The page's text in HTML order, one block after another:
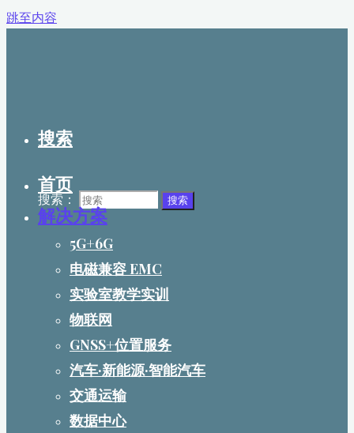
跳至内容
搜索
搜索： 搜索
首页
解决方案
5G+6G
电磁兼容 EMC
实验室教学实训
物联网
GNSS+位置服务
汽车·新能源·智能汽车
交通运输
数据中心